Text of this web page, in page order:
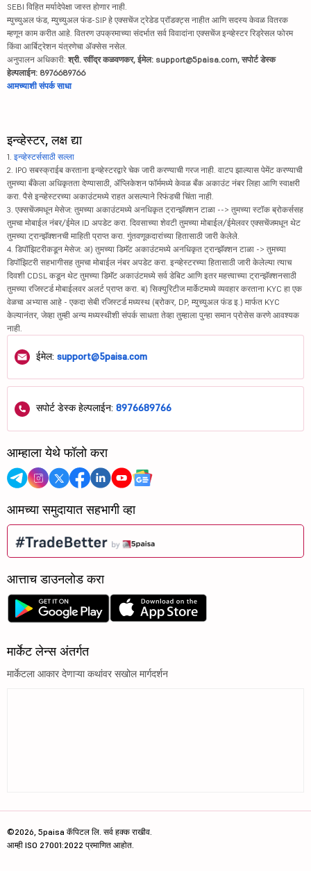
SEBI विहित मर्यादेपेक्षा जास्त होणार नाही.
म्युच्युअल फंड, म्युच्युअल फंड-SIP हे एक्सचेंज ट्रेडेड प्रॉडक्ट्स नाहीत आणि सदस्य केवळ वितरक
म्हणून काम करीत आहे. वितरण उपक्रमाच्या संदर्भात सर्व विवादांना एक्सचेंज इन्व्हेस्टर रिड्रेसल फोरम
किंवा आर्बिट्रेशन यंत्रणेचा ॲक्सेस नसेल.
अनुपालन अधिकारी: श्री. रवींद्र कळवणकर, ईमेल: support@5paisa.com, सपोर्ट डेस्क
हेल्पलाईन: 8976689766
आमच्याशी संपर्क साधा
इन्व्हेस्टर, लक्ष द्या
1. इन्व्हेस्टर्ससाठी सल्ला
2. IPO सबस्क्राईब करताना इन्व्हेस्टरद्वारे चेक जारी करण्याची गरज नाही. वाटप झाल्यास पेमेंट करण्याची
तुमच्या बँकेला अधिकृतता देण्यासाठी, ॲप्लिकेशन फॉर्ममध्ये केवळ बँक अकाउंट नंबर लिहा आणि स्वाक्षरी
करा. पैसे इन्व्हेस्टरच्या अकाउंटमध्ये राहत असल्याने रिफंडची चिंता नाही.
3. एक्सचेंजमधून मेसेज: तुमच्या अकाउंटमध्ये अनधिकृत ट्रान्झॅक्शन टाळा --> तुमच्या स्टॉक ब्रोकर्ससह
तुमचा मोबाईल नंबर/ईमेल ID अपडेट करा. दिवसाच्या शेवटी तुमच्या मोबाईल/ईमेलवर एक्सचेंजमधून थेट
तुमच्या ट्रान्झॅक्शनची माहिती प्राप्त करा. गुंतवणूकदारांच्या हितासाठी जारी केलेले.
4. डिपॉझिटरीकडून मेसेज: अ) तुमच्या डिमॅट अकाउंटमध्ये अनधिकृत ट्रान्झॅक्शन टाळा -> तुमच्या
डिपॉझिटरी सहभागीसह तुमचा मोबाईल नंबर अपडेट करा. इन्व्हेस्टरच्या हितासाठी जारी केलेल्या त्याच
दिवशी CDSL कडून थेट तुमच्या डिमॅट अकाउंटमध्ये सर्व डेबिट आणि इतर महत्त्वाच्या ट्रान्झॅक्शनसाठी
तुमच्या रजिस्टर्ड मोबाईलवर अलर्ट प्राप्त करा. ब) सिक्युरिटीज मार्केटमध्ये व्यवहार करताना KYC हा एक
वेळचा अभ्यास आहे - एकदा सेबी रजिस्टर्ड मध्यस्थ (ब्रोकर, DP, म्युच्युअल फंड इ.) मार्फत KYC
केल्यानंतर, जेव्हा तुम्ही अन्य मध्यस्थीशी संपर्क साधता तेव्हा तुम्हाला पुन्हा समान प्रोसेस करणे आवश्यक
नाही.
ईमेल: support@5paisa.com
सपोर्ट डेस्क हेल्पलाईन: 8976689766
आम्हाला येथे फॉलो करा
आमच्या समुदायात सहभागी व्हा
आत्ताच डाउनलोड करा
मार्केट लेन्स अंतर्गत
मार्केटला आकार देणाऱ्या कथांवर सखोल मार्गदर्शन
©2026, 5paisa कॅपिटल लि. सर्व हक्क राखीव.
आम्ही ISO 27001:2022 प्रमाणित आहोत.